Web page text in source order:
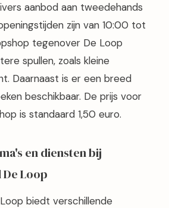
aanbod aan tweedehands
zijn van 10:00 tot
tegenover De Loop
spullen, zoals kleine
Daarnaast is er een breed
beschikbaar. De prijs voor
is standaard 1,50 euro.
en diensten bij
Loop
biedt verschillende